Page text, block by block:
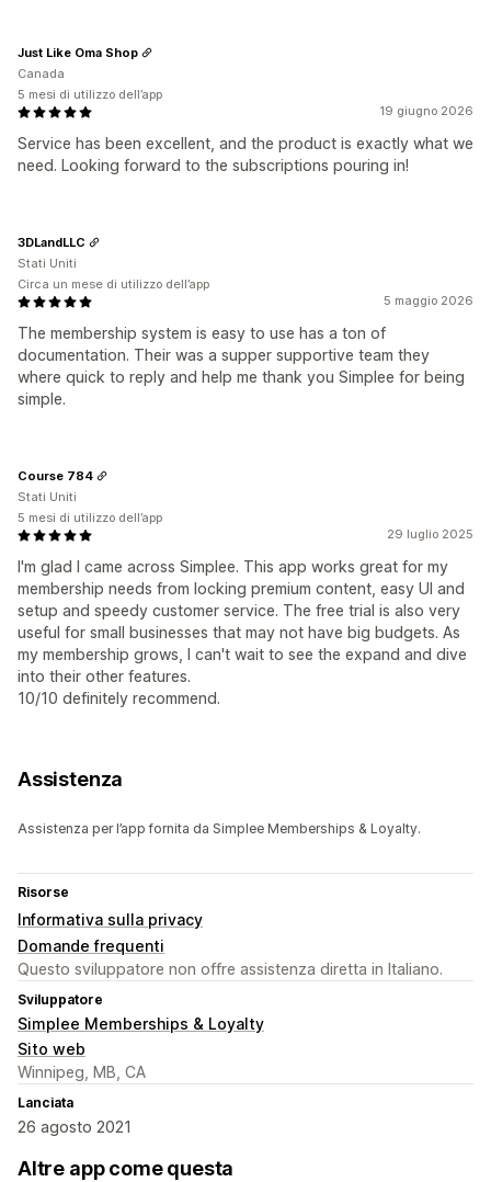
19 giugno 2026
Service has been excellent, and the product is exactly what we
need. Looking forward to the subscriptions pouring in!
Just Like Oma Shop
Canada
5 mesi di utilizzo dell’app
5 maggio 2026
The membership system is easy to use has a ton of
documentation. Their was a supper supportive team they
where quick to reply and help me thank you Simplee for being
simple.
3DLandLLC
Stati Uniti
Circa un mese di utilizzo dell’app
29 luglio 2025
I'm glad I came across Simplee. This app works great for my
membership needs from locking premium content, easy UI and
setup and speedy customer service. The free trial is also very
useful for small businesses that may not have big budgets. As
my membership grows, I can't wait to see the expand and dive
into their other features.
10/10 definitely recommend.
Course 784
Stati Uniti
5 mesi di utilizzo dell’app
Assistenza
Assistenza per l’app fornita da Simplee Memberships & Loyalty.
Risorse
Informativa sulla privacy
Domande frequenti
Questo sviluppatore non offre assistenza diretta in Italiano.
Sviluppatore
Simplee Memberships & Loyalty
Sito web
Winnipeg, MB, CA
Lanciata
26 agosto 2021
Altre app come questa